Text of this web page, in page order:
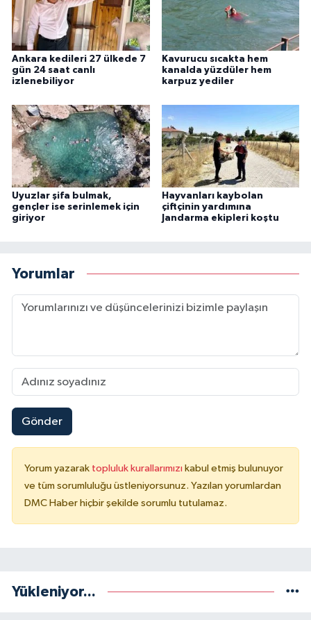
Ankara kedileri 27 ülkede 7
gün 24 saat canlı
izlenebiliyor
Kavurucu sıcakta hem
kanalda yüzdüler hem
karpuz yediler
Uyuzlar şifa bulmak,
gençler ise serinlemek için
giriyor
Hayvanları kaybolan
çiftçinin yardımına
Jandarma ekipleri koştu
Yorumlar
Gönder
Yorum yazarak topluluk kurallarımızı kabul etmiş bulunuyor
ve tüm sorumluluğu üstleniyorsunuz. Yazılan yorumlardan
DMC Haber hiçbir şekilde sorumlu tutulamaz.
Yükleniyor...